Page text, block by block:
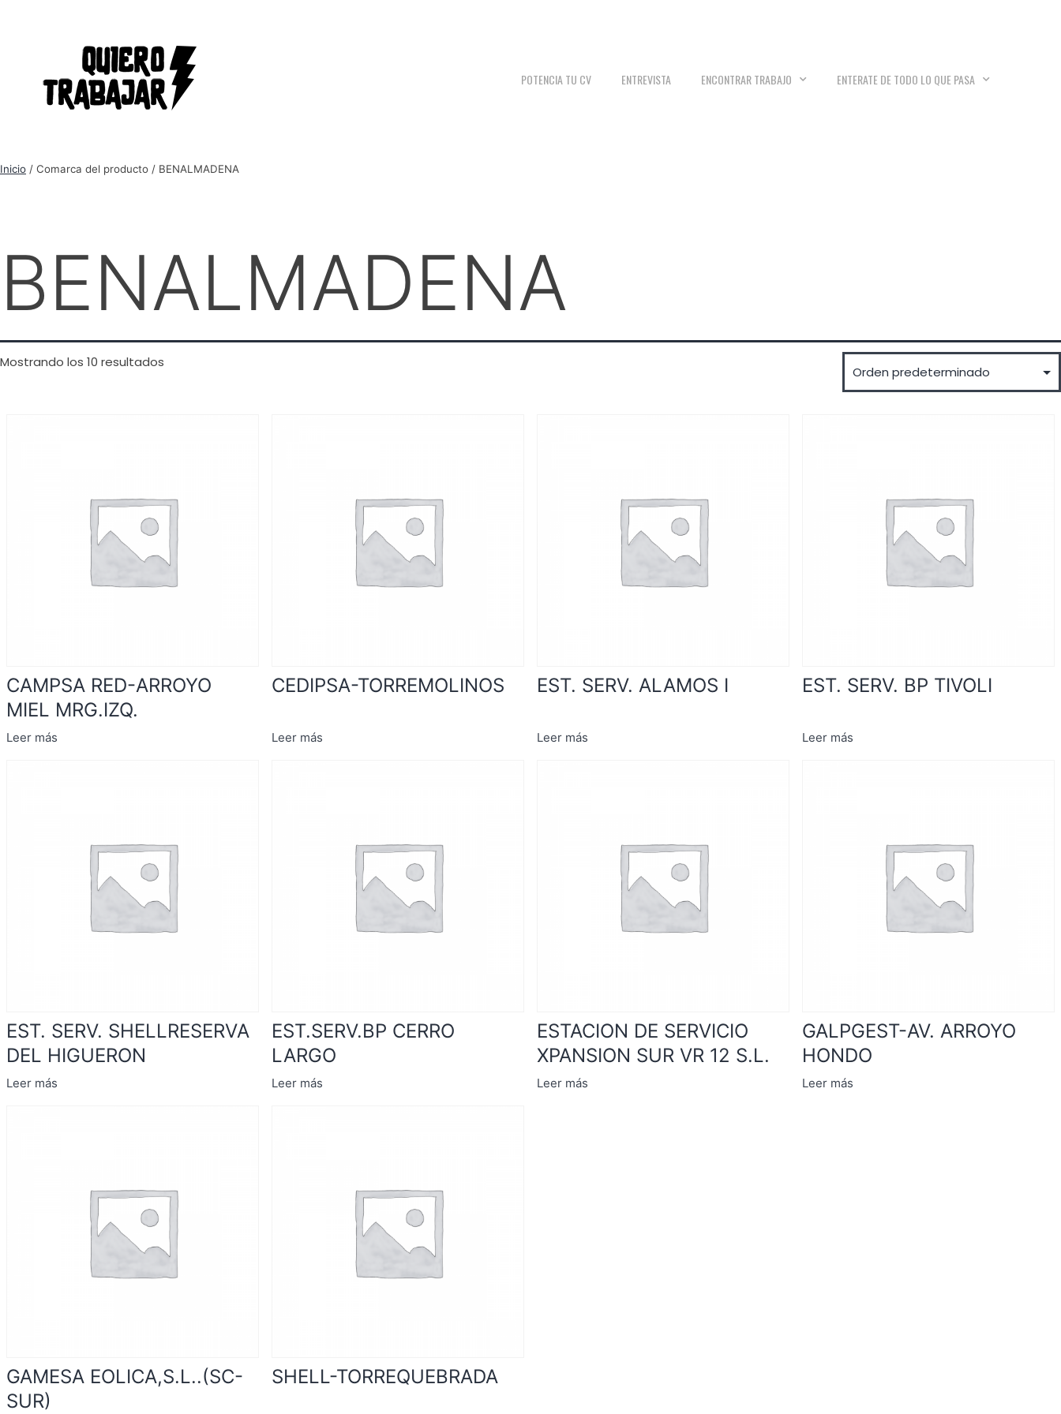
POTENCIA TU CV ENTREVISTA ENCONTRAR TRABAJO ENTERATE DE TODO LO QUE PASA
Inicio / Comarca del producto / BENALMADENA
BENALMADENA
Mostrando los 10 resultados
CAMPSA RED-ARROYO
MIEL MRG.IZQ.
Leer más
CEDIPSA-TORREMOLINOS
Leer más
EST. SERV. ALAMOS I
Leer más
EST. SERV. BP TIVOLI
Leer más
EST. SERV. SHELLRESERVA
DEL HIGUERON
Leer más
EST.SERV.BP CERRO
LARGO
Leer más
ESTACION DE SERVICIO
XPANSION SUR VR 12 S.L.
Leer más
GALPGEST-AV. ARROYO
HONDO
Leer más
GAMESA EOLICA,S.L..(SC-
SUR)
SHELL-TORREQUEBRADA